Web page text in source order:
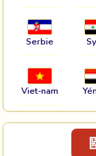
Serbie
Viet-nam